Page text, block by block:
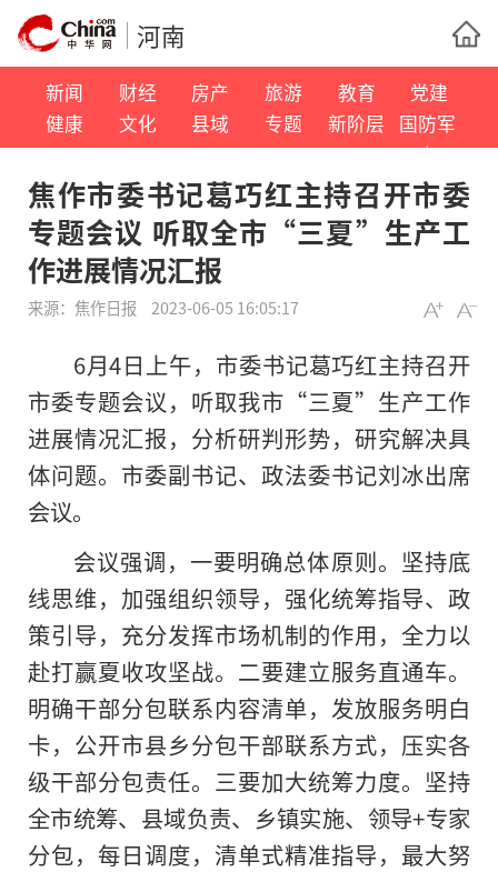
河南
新闻 财经 房产 旅游 教育
党建
健康
文化 县域 专题 新阶层
国防军
事
焦作市委书记葛巧红主持召开市委
专题会议 听取全市“三夏”生产工
作进展情况汇报
来源： 焦作日报 2023-06-05 16:05:17
6月4日上午，市委书记葛巧红主持召开
市委专题会议，听取我市“三夏”生产工作
进展情况汇报，分析研判形势，研究解决具
体问题。市委副书记、政法委书记刘冰出席
会议。
会议强调，一要明确总体原则。坚持底
线思维，加强组织领导，强化统筹指导、政
策引导，充分发挥市场机制的作用，全力以
赴打赢夏收攻坚战。二要建立服务直通车。
明确干部分包联系内容清单，发放服务明白
卡，公开市县乡分包干部联系方式，压实各
级干部分包责任。三要加大统筹力度。坚持
全市统筹、县域负责、乡镇实施、领导+专家
分包，每日调度，清单式精准指导，最大努